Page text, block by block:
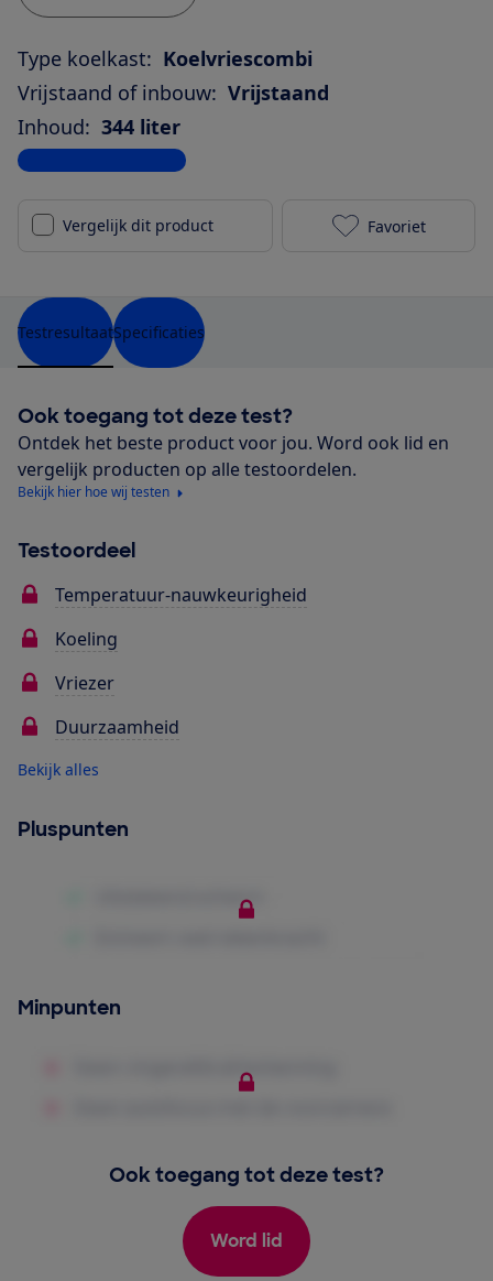
Type koelkast: Koelvriescombi
Vrijstaand of inbouw: Vrijstaand
Inhoud: 344 liter
Bekijk alle specificaties
Vergelijk dit product Samsung
Favoriet
TestresultaatSpecificaties
Ook toegang tot deze test?
Ontdek het beste product voor jou. Word ook lid en
vergelijk producten op alle testoordelen.
Bekijk hier hoe wij testen
Testoordeel
Temperatuur-nauwkeurigheid
Koeling
Vriezer
Duurzaamheid
Bekijk alles
Pluspunten
Minpunten
Ook toegang tot deze test?
Word lid